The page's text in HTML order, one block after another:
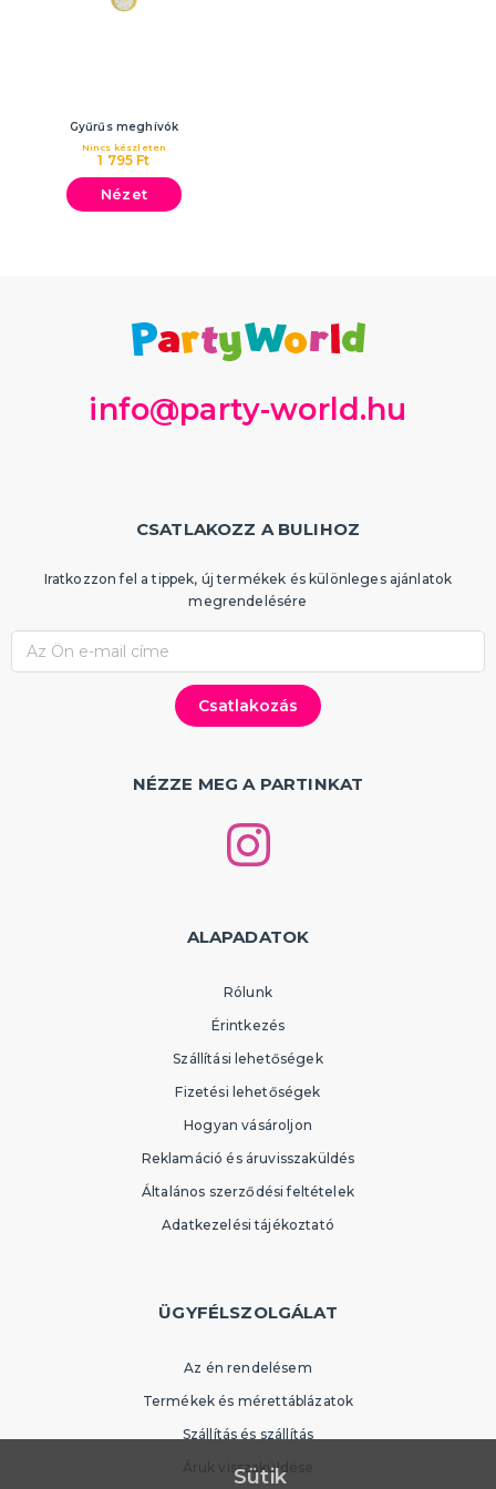
Gyűrűs meghívók
1 795 Ft
Nincs készleten
Nézet
info@party-world.hu
CSATLAKOZZ A BULIHOZ
Iratkozzon fel a tippek, új termékek és különleges ajánlatok
megrendelésére
NÉZZE MEG A PARTINKAT
ALAPADATOK
Rólunk
Érintkezés
Szállítási lehetőségek
Fizetési lehetőségek
Hogyan vásároljon
Reklamáció és áruvisszaküldés
Általános szerződési feltételek
Adatkezelési tájékoztató
ÜGYFÉLSZOLGÁLAT
Az én rendelésem
Termékek és mérettáblázatok
Szállítás és szállítás
Áruk visszaküldése
Sütik